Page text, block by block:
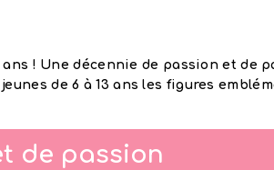
! Une décennie de passion et de
de 6 à 13 ans les figures
de passion